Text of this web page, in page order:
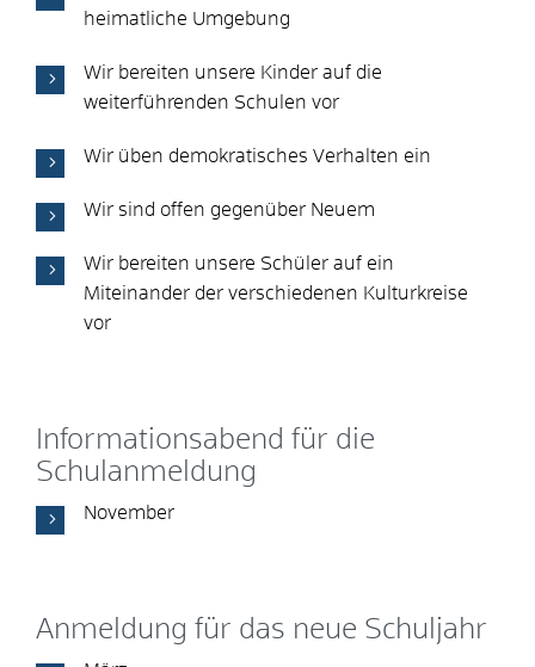
heimatliche Umgebung
Wir bereiten unsere Kinder auf die
weiterführenden Schulen vor
Wir üben demokratisches Verhalten ein
Wir sind offen gegenüber Neuem
Wir bereiten unsere Schüler auf ein
Miteinander der verschiedenen Kulturkreise
vor
Informationsabend für die
Schulanmeldung
November
Anmeldung für das neue Schuljahr